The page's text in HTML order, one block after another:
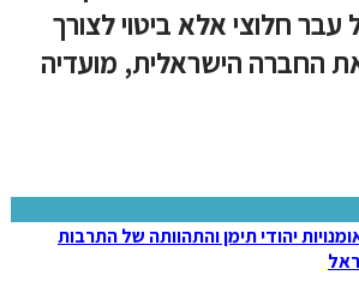
עבר חלוצי אלא ביטוי לצורך
החברה הישראלית, מועדיה